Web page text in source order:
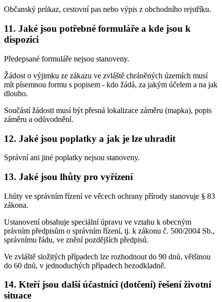
Občanský průkaz, cestovní pas nebo výpis z obchodního rejstříku.
11. Jaké jsou potřebné formuláře a kde jsou k
dispozici
Předepsané formuláře nejsou stanoveny.
Žádost o výjimku ze zákazu ve zvláště chráněných územích musí
mít písemnou formu s popisem - kdo žádá, za jakým účelem a na jak
dlouho.
Součástí žádosti musí být přesná lokalizace záměru (mapka), popis
záměru a odůvodnění.
12. Jaké jsou poplatky a jak je lze uhradit
Správní ani jiné poplatky nejsou stanoveny.
13. Jaké jsou lhůty pro vyřízení
Lhůty ve správním řízení ve věcech ochrany přírody stanovuje § 83
zákona.
Ustanovení obsahuje speciální úpravu ve vztahu k obecným
právním předpisům o správním řízení, tj. k zákonu č. 500/2004 Sb.,
správnímu řádu, ve znění pozdějších předpisů.
Ve zvláště složitých případech lze rozhodnout do 90 dnů, většinou
do 60 dnů, v jednoduchých případech bezodkladně.
14. Kteří jsou další účastníci (dotčení) řešení životní
situace